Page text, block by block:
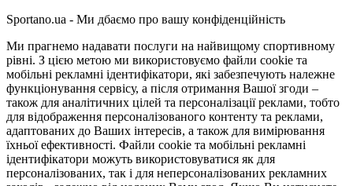
Sportano.ua - Ми дбаємо про вашу конфіденційність
Ми прагнемо надавати послуги на найвищому спортивному
рівні. З цією метою ми використовуємо файли cookie та
мобільні рекламні ідентифікатори, які забезпечують належне
функціонування сервісу, а після отримання Вашої згоди –
також для аналітичних цілей та персоналізації реклами, тобто
для відображення персоналізованого контенту та реклами,
адаптованих до Ваших інтересів, а також для вимірювання
їхньої ефективності. Файли cookie та мобільні рекламні
ідентифікатори можуть використовуватися як для
персоналізованих, так і для неперсоналізованих рекламних